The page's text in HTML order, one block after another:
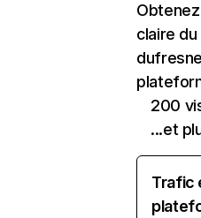
claire
200
...et
Trafic